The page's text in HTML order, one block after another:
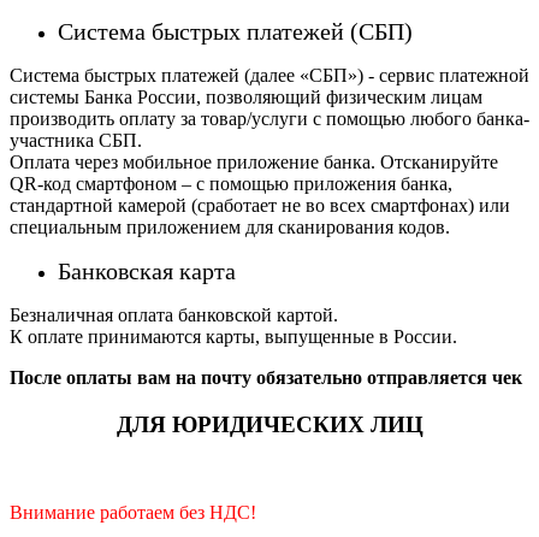
Система быстрых платежей (СБП)
Система быстрых платежей (далее «СБП») - сервис платежной
системы Банка России, позволяющий физическим лицам
производить оплату за товар/услуги с помощью любого банка-
участника СБП.
Оплата через мобильное приложение банка. Отсканируйте
QR-код смартфоном – с помощью приложения банка,
стандартной камерой (сработает не во всех смартфонах) или
специальным приложением для сканирования кодов.
Банковская карта
Безналичная оплата банковской картой.
К оплате принимаются карты, выпущенные в России.
После оплаты вам на почту обязательно отправляется чек
ДЛЯ ЮРИДИЧЕСКИХ ЛИЦ
Внимание работаем без НДС!